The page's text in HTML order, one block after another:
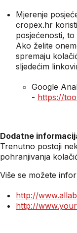
Mjerenje
cropex.hr
posjećenosti, to
Ako želite
spremaju
sljedećim
Google
- https://
Dodatne
Trenutno postoji
pohranjivanja
Više se možete
http://
http://